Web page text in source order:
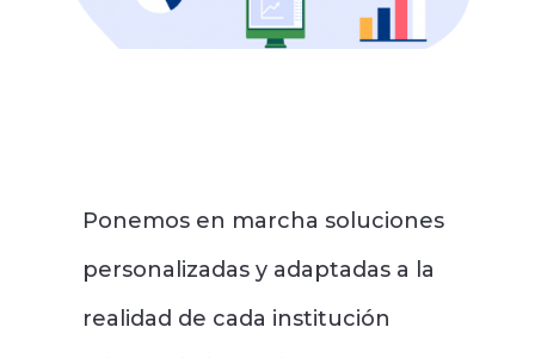
Ponemos en marcha soluciones
personalizadas y adaptadas a la
realidad de cada institución